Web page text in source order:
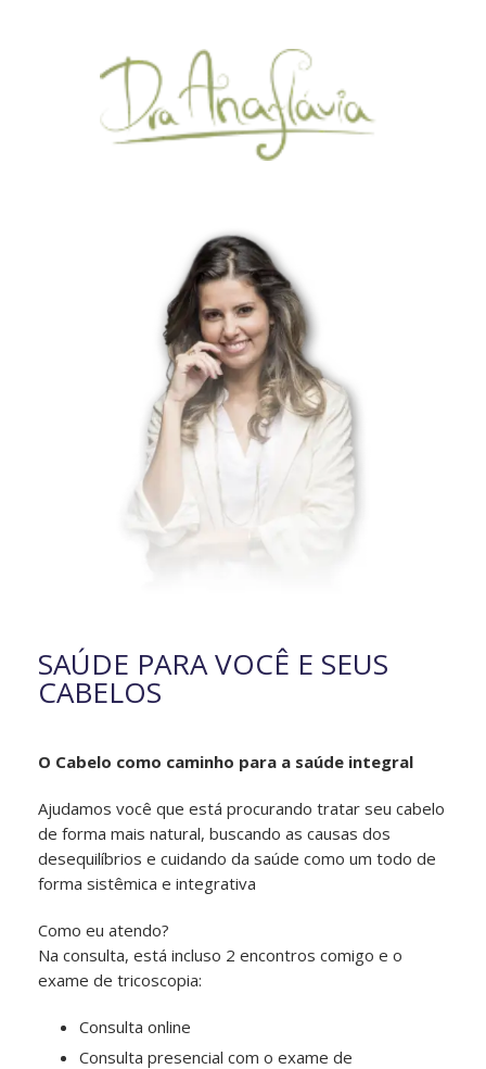
SAÚDE PARA VOCÊ E SEUS
CABELOS
O Cabelo como caminho para a saúde integral
Ajudamos você que está procurando tratar seu cabelo
de forma mais natural, buscando as causas dos
desequilíbrios e cuidando da saúde como um todo de
forma sistêmica e integrativa
Como eu atendo?
Na consulta, está incluso 2 encontros comigo e o
exame de tricoscopia:
Consulta online
Consulta presencial com o exame de